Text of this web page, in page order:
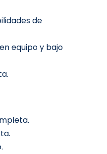
de
equipo y bajo